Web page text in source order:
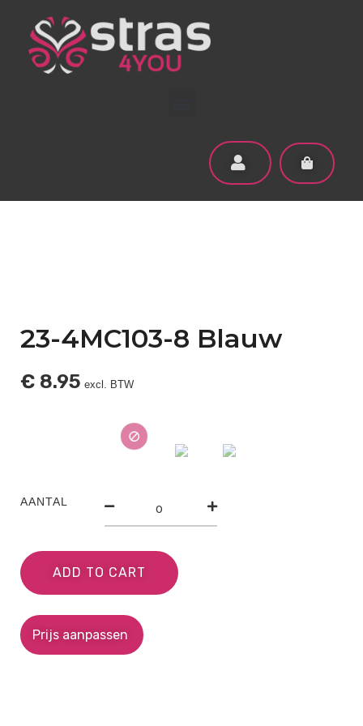
23-4MC103-8 Blauw
€ 8.95 excl. BTW
AANTAL
ADD TO CART
Prijs aanpassen